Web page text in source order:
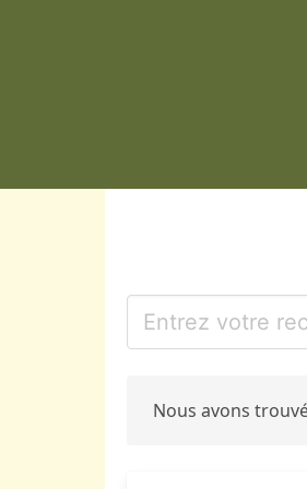
Nous avons